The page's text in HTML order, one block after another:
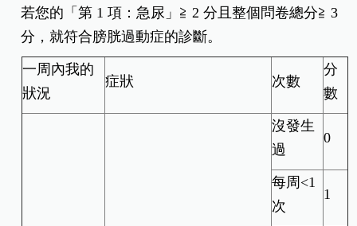
若您的「第 1 項：急尿」≧ 2 分且整個問卷總分≧ 3
分，就符合膀胱過動症的診斷。
一周內我的
狀況
症狀 次數
分
數
沒發生
過
0
每周<1
次
1